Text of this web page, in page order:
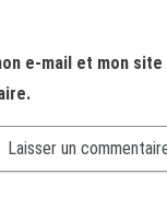
e-mail et mon